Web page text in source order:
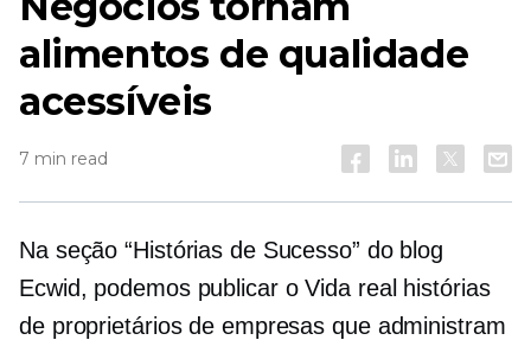
alimentos de qualidade
acessíveis
7 min read
Na seção “Histórias de Sucesso” do blog
Ecwid, podemos publicar oVida real histórias
de proprietários de empresas que administram